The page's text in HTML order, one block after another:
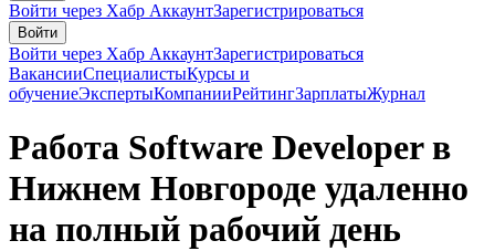
Войти через Хабр АккаунтЗарегистрироваться
Войти
Войти через Хабр АккаунтЗарегистрироваться
ВакансииСпециалистыКурсы и
обучениеЭкспертыКомпанииРейтингЗарплатыЖурнал
Работа Software Developer в
Нижнем Новгороде удаленно
на полный рабочий день